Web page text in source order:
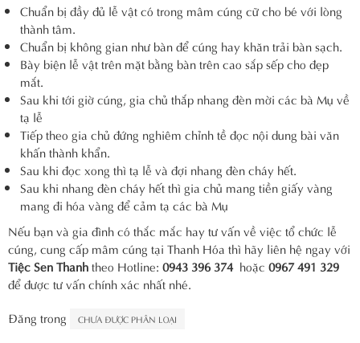
Chuẩn bị đầy đủ lễ vật có trong mâm cúng cữ cho bé với lòng
thành tâm.
Chuẩn bị không gian như bàn để cúng hay khăn trải bàn sạch.
Bày biện lễ vật trên mặt bằng bàn trên cao sắp sếp cho đẹp
mắt.
Sau khi tới giờ cúng, gia chủ thắp nhang đèn mời các bà Mụ về
tạ lễ
Tiếp theo gia chủ đứng nghiêm chỉnh tề đọc nội dung bài văn
khấn thành khẩn.
Sau khi đọc xong thì tạ lễ và đợi nhang đèn cháy hết.
Sau khi nhang đèn cháy hết thì gia chủ mang tiền giấy vàng
mang đi hóa vàng để cảm tạ các bà Mụ
Nếu bạn và gia đình có thắc mắc hay tư vấn về việc tổ chức lễ
cúng, cung cấp mâm cúng tại Thanh Hóa thì hãy liên hệ ngay với
Tiệc Sen Thanhtheo Hotline: 0943 396 374 hoặc 0967 491 329
để được tư vấn chính xác nhất nhé.
Đăng trong
CHƯA ĐƯỢC PHÂN LOẠI